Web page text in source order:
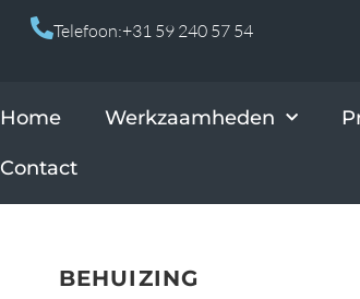
Telefoon:+31 59 240 57 54
Home Werkzaamheden
Contact
BEHUIZING